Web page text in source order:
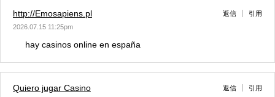
http://Emosapiens.pl
2026.07.15 11:25pm
返信 引用
hay casinos online en españa
Quiero jugar Casino 返信 引用